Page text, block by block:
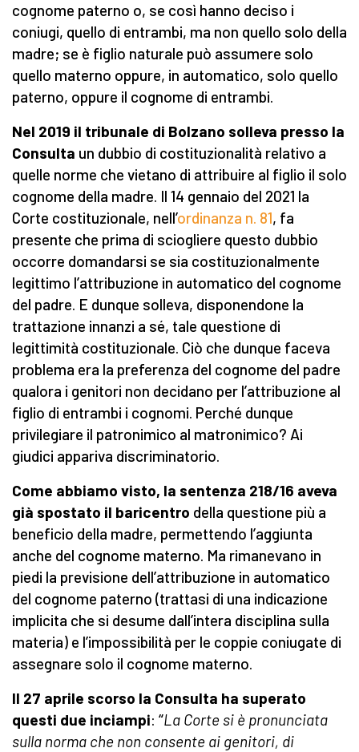
cognome paterno o, se così hanno deciso i
coniugi, quello di entrambi, ma non quello solo della
madre; se è figlio naturale può assumere solo
quello materno oppure, in automatico, solo quello
paterno, oppure il cognome di entrambi.
Nel 2019 il tribunale di Bolzano solleva presso la
Consulta un dubbio di costituzionalità relativo a
quelle norme che vietano di attribuire al figlio il solo
cognome della madre. Il 14 gennaio del 2021 la
Corte costituzionale, nell’ordinanza n. 81, fa
presente che prima di sciogliere questo dubbio
occorre domandarsi se sia costituzionalmente
legittimo l’attribuzione in automatico del cognome
del padre. E dunque solleva, disponendone la
trattazione innanzi a sé, tale questione di
legittimità costituzionale. Ciò che dunque faceva
problema era la preferenza del cognome del padre
qualora i genitori non decidano per l’attribuzione al
figlio di entrambi i cognomi. Perché dunque
privilegiare il patronimico al matronimico? Ai
giudici appariva discriminatorio.
Come abbiamo visto, la sentenza 218/16 aveva
già spostato il baricentro della questione più a
beneficio della madre, permettendo l’aggiunta
anche del cognome materno. Ma rimanevano in
piedi la previsione dell’attribuzione in automatico
del cognome paterno (trattasi di una indicazione
implicita che si desume dall’intera disciplina sulla
materia) e l’impossibilità per le coppie coniugate di
assegnare solo il cognome materno.
Il 27 aprile scorso la Consulta ha superato
questi due inciampi: “La Corte si è pronunciata
sulla norma che non consente ai genitori, di